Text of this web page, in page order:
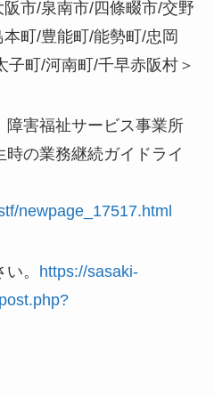
市/泉南市/四條畷市/交野
町/豊能町/能勢町/忠岡
子町/河南町/千早赤阪村＞
障害福祉サービス事業所
の業務継続ガイドライ
newpage_17517.html
。 https://sasaki-